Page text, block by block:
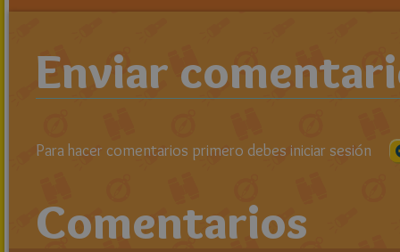
Enviar
Para hacer comentarios primero debes iniciar sesión
Comentarios